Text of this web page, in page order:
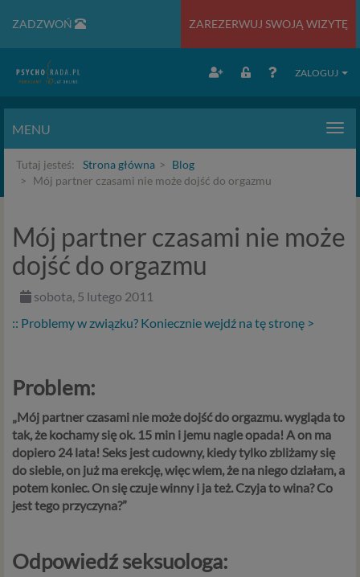
ZADZWOŃ ZAREZERWUJ SWOJĄ WIZYTĘ
ZALOGUJ
MENU
Tutaj jesteś: Strona główna
Blog
Mój partner czasami nie może dojść do orgazmu
Mój partner czasami nie może
dojść do orgazmu
sobota, 5 lutego 2011
:: Problemy w związku? Koniecznie wejdź na tę stronę >
Problem:
„Mój partner czasami nie może dojść do orgazmu. wygląda to
tak, że kochamy się ok. 15 min i jemu nagle opada! A on ma
dopiero 24 lata! Seks jest cudowny, kiedy tylko zbliżamy się
do siebie, on już ma erekcję, więc wiem, że na niego działam, a
potem koniec. On się czuje winny i ja też. Czyja to wina? Co
jest tego przyczyna?”
Odpowiedź seksuologa: